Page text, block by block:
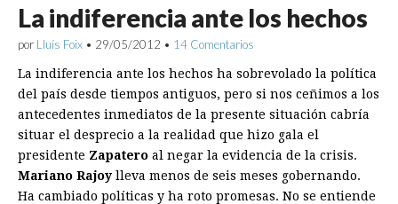
La indiferencia ante los hechos
por Lluís Foix • 29/05/2012 • 14 Comentarios
La indiferencia ante los hechos ha sobrevolado la política
del país desde tiempos antiguos, pero si nos ceñimos a los
antecedentes inmediatos de la presente situación cabría
situar el desprecio a la realidad que hizo gala el
presidente Zapatero al negar la evidencia de la crisis.
Mariano Rajoylleva menos de seis meses gobernando.
Ha cambiado políticas y ha roto promesas. No se entiende